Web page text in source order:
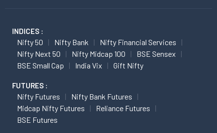
INDICES :
Nifty 50 Nifty Bank
Nifty Financial Services
Nifty Next 50
Nifty Midcap 100
BSE Sensex
BSE Small Cap
India Vix Gift Nifty
FUTURES :
Nifty Futures
Nifty Bank Futures
Midcap Nifty Futures
Reliance Futures
BSE Futures